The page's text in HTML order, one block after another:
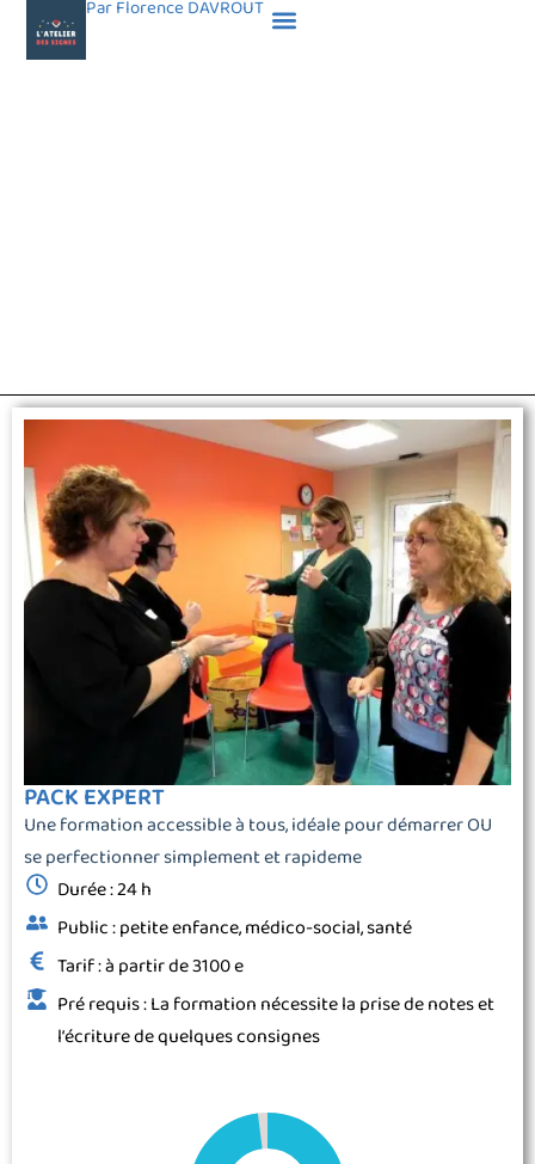
Par Florence DAVROUT
PACK EXPERT
Une formation accessible à tous, idéale pour démarrer OU
se perfectionner simplement et rapideme
Durée : 24 h
Public : petite enfance, médico-social, santé
Tarif : à partir de 3100 e
Pré requis : La formation nécessite la prise de notes et
l‘écriture de quelques consignes